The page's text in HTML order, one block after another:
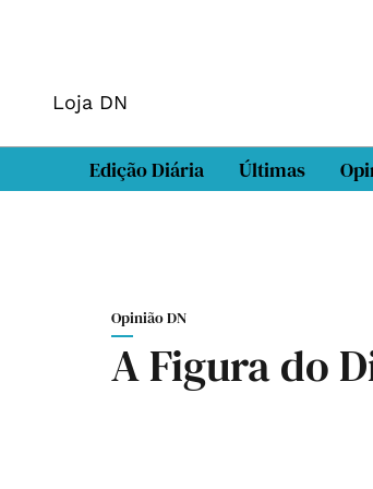
Loja DN
Edição Diária Últimas
Opinião DN
A Figura do